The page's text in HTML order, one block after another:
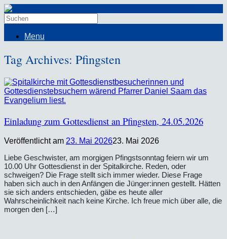
Menu
Tag Archives: Pfingsten
Einladung zum Gottesdienst an Pfingsten, 24.05.2026
Veröffentlicht am 23. Mai 202623. Mai 2026
Liebe Geschwister, am morgigen Pfingstsonntag feiern wir um
10.00 Uhr Gottesdienst in der Spitalkirche. Reden, oder
schweigen? Die Frage stellt sich immer wieder. Diese Frage
haben sich auch in den Anfängen die Jünger:innen gestellt. Hätten
sie sich anders entschieden, gäbe es heute aller
Wahrscheinlichkeit nach keine Kirche. Ich freue mich über alle, die
morgen den […]